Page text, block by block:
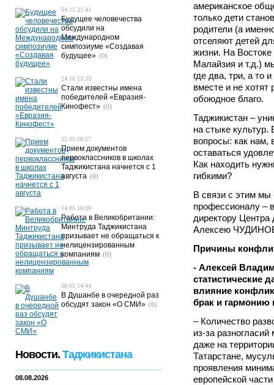
американское
только дети
родители (а
отселяют детей
жизни. На
Малайзия и т.д.)
где два, три, а то
вместе и не хотят
обоюдное благо.
Таджикистан –
на стыке культур.
вопросы: как нам,
оставаться
Как находить
гибкими?
В связи с этим мы
профессионалу –
директору Центра
Алексею
Причины
- Алексей
статистические
влияние
брак и гармонию
– Количество
из-за
даже на
Татарстане,
проявления
европейской
04.11 21:41
Будущее человечества
обсудили на
Международном
симпозиуме «Создавая
будущее» (0)
24.10 13:33
Стали известны имена
победителей «Евразия-
Кинофест» (0)
22.05 08:57
Прием документов
первоклассников в школах
Таджикистана начнется с 1
августа (0)
14.05 16:08
Работа в Великобритании:
Минтруда Таджикистана
призывает не обращаться к
нелицензированным
компаниям (0)
08.05 14:44
В Душанбе в очередной раз
обсудят закон «О СМИ» (0)
Новости. Таджикистана
08.08.2026